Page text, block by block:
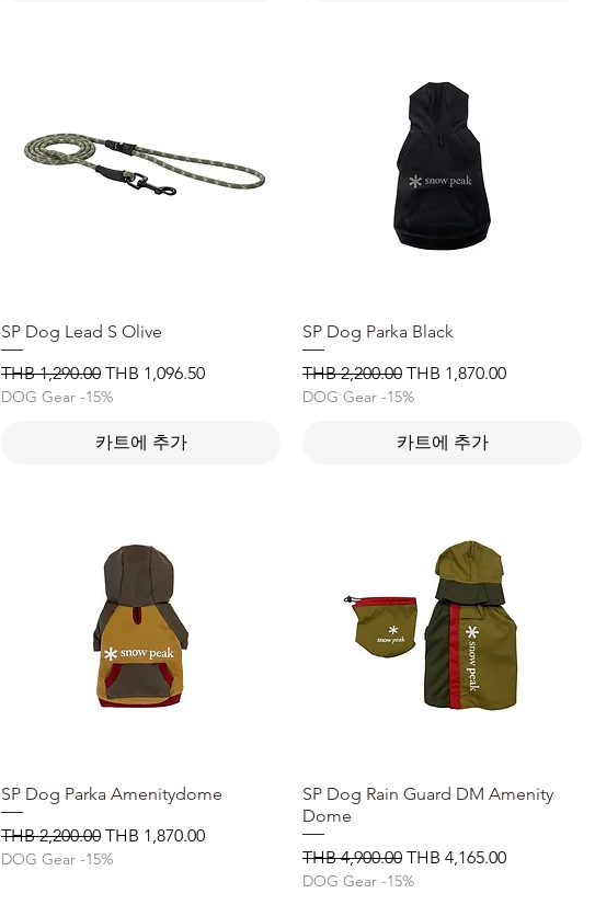
제품보기
SP Dog Lead S Olive
일반가
THB 1,290.00 할인가
THB 1,096.50
DOG Gear -15%
카트에 추가
제품보기
SP Dog Parka Black
일반가
THB 2,200.00 할인가
THB 1,870.00
DOG Gear -15%
카트에 추가
제품보기
SP Dog Parka Amenitydome
일반가
THB 2,200.00 할인가
THB 1,870.00
DOG Gear -15%
제품보기
SP Dog Rain Guard DM Amenity
Dome
일반가
THB 4,900.00 할인가
THB 4,165.00
DOG Gear -15%